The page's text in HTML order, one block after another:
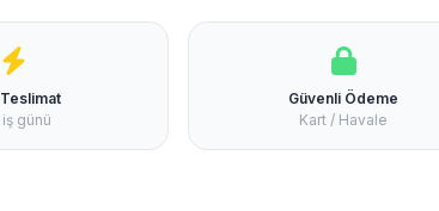
Teslimat
günü
Güvenli Ödeme
Kart / Havale